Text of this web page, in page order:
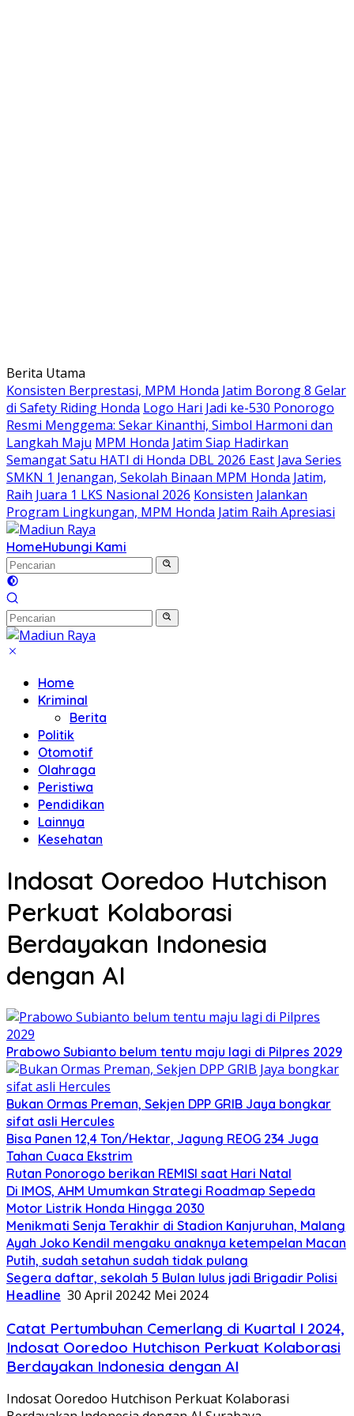
Langsung
ke
konten
Berita Utama
Konsisten Berprestasi, MPM Honda Jatim Borong 8 Gelar
di Safety Riding Honda Logo Hari Jadi ke-530 Ponorogo
Resmi Menggema: Sekar Kinanthi, Simbol Harmoni dan
Langkah Maju MPM Honda Jatim Siap Hadirkan
Semangat Satu HATI di Honda DBL 2026 East Java Series
SMKN 1 Jenangan, Sekolah Binaan MPM Honda Jatim,
Raih Juara 1 LKS Nasional 2026 Konsisten Jalankan
Program Lingkungan, MPM Honda Jatim Raih Apresiasi
HomeHubungi Kami
Home
Kriminal
Berita
Politik
Otomotif
Olahraga
Peristiwa
Pendidikan
Lainnya
Kesehatan
Indosat Ooredoo Hutchison
Perkuat Kolaborasi
Berdayakan Indonesia
dengan AI
Prabowo Subianto belum tentu maju lagi di Pilpres 2029
Bukan Ormas Preman, Sekjen DPP GRIB Jaya bongkar
sifat asli Hercules
Bisa Panen 12,4 Ton/Hektar, Jagung REOG 234 Juga
Tahan Cuaca Ekstrim
Rutan Ponorogo berikan REMISI saat Hari Natal
Di IMOS, AHM Umumkan Strategi Roadmap Sepeda
Motor Listrik Honda Hingga 2030
Menikmati Senja Terakhir di Stadion Kanjuruhan, Malang
Ayah Joko Kendil mengaku anaknya ketempelan Macan
Putih, sudah setahun sudah tidak pulang
Segera daftar, sekolah 5 Bulan lulus jadi Brigadir Polisi
Headline 30 April 20242 Mei 2024
Catat Pertumbuhan Cemerlang di Kuartal I 2024,
Indosat Ooredoo Hutchison Perkuat Kolaborasi
Berdayakan Indonesia dengan AI
Indosat Ooredoo Hutchison Perkuat Kolaborasi